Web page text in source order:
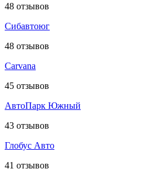
48 отзывов
Сибавтоюг
48 отзывов
Carvana
45 отзывов
АвтоПарк Южный
43 отзывов
Глобус Авто
41 отзывов